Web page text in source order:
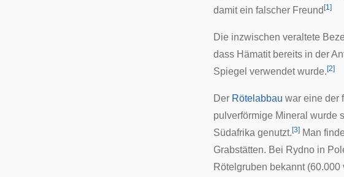
damit ein falscher Freund [1]
Die inzwischen veraltete
dass Hämatit bereits in der
Spiegel verwendet wurde. [2]
Der Rötelabbau war eine der
pulverförmige Mineral wurde
Südafrika genutzt. [3] Man
Grabstätten. Bei Rydno in
Rötelgruben bekannt (60.000